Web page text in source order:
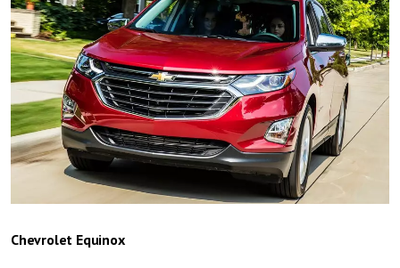
Chevrolet Equinox